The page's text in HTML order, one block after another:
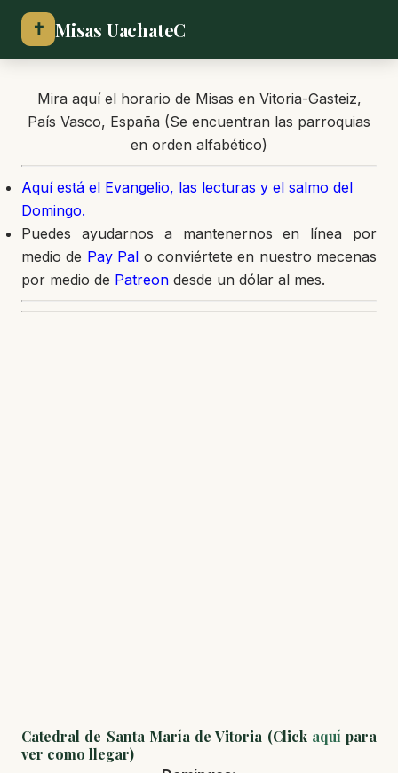
✝ Misas UachateC
Mira aquí el horario de Misas en Vitoria-Gasteiz,
País Vasco, España (Se encuentran las parroquias
en orden alfabético)
Aquí está el Evangelio, las lecturas y el salmo del
Domingo.
Puedes ayudarnos a mantenernos en línea por
medio de Pay Pal o conviértete en nuestro mecenas
por medio de Patreon desde un dólar al mes.
Catedral de Santa María de Vitoria (Click aquí para
ver como llegar)